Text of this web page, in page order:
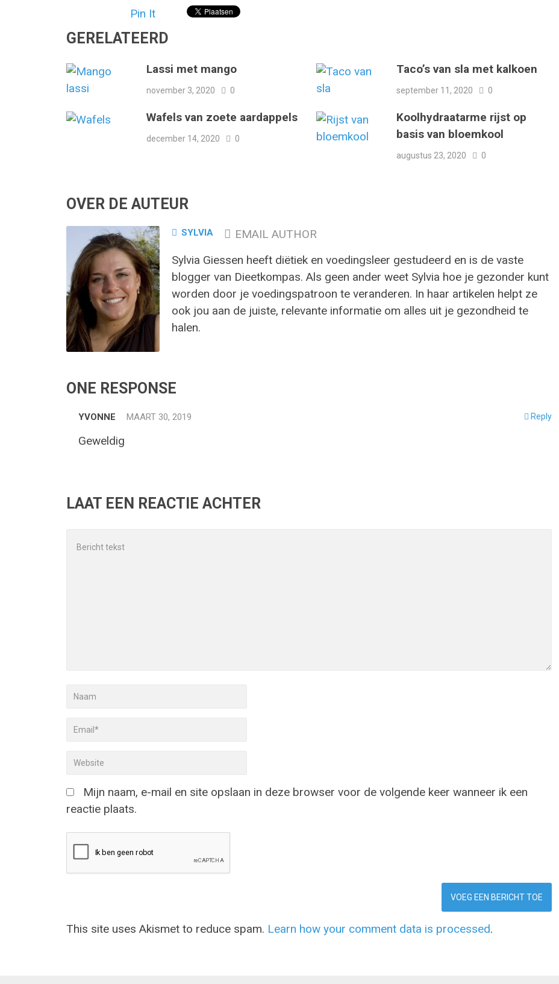
Pin It
GERELATEERD
Lassi met mango
november 3, 2020 0
Taco’s van sla met kalkoen
september 11, 2020 0
Wafels van zoete aardappels
december 14, 2020 0
Koolhydraatarme rijst op
basis van bloemkool
augustus 23, 2020 0
OVER DE AUTEUR
SYLVIA
EMAIL AUTHOR
Sylvia Giessen heeft diëtiek en voedingsleer gestudeerd en is de vaste
blogger van Dieetkompas. Als geen ander weet Sylvia hoe je gezonder kunt
worden door je voedingspatroon te veranderen. In haar artikelen helpt ze
ook jou aan de juiste, relevante informatie om alles uit je gezondheid te
halen.
ONE RESPONSE
YVONNE MAART 30, 2019 Reply
Geweldig
LAAT EEN REACTIE ACHTER
Mijn naam, e-mail en site opslaan in deze browser voor de volgende keer wanneer ik een
reactie plaats.
This site uses Akismet to reduce spam. Learn how your comment data is processed.